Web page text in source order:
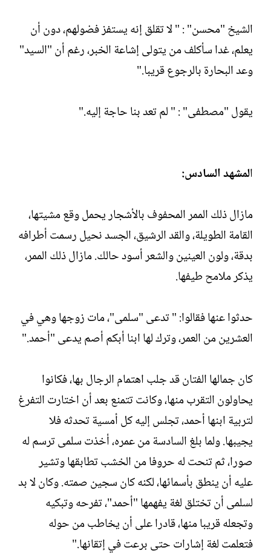
الشيخ "محسن" : " لا تقلق إنه يستفز فضولهم، دون أن
يعلم، غدا سأكلف من يتولى إشاعة الخبر، رغم أن "السيد"
وعد البحارة بالرجوع قريبا."
يقول "مصطفى" : " لم تعد بنا حاجة إليه."
المشهد السادس:
مازال ذلك الممر المحفوف بالأشجار يحمل وقع مشيتها،
القامة الطويلة، والقد الرشيق، الجسد نحيل رسمت أطرافه
بدقة، ولون العينين والشعر أسود حالك. مازال ذلك الممر،
يذكر ملامح طيفها.
حدثوا عنها فقالوا: " تدعى "سلمى"، مات زوجها وهي في
العشرين من العمر، وترك لها ابنا أبكم أصم يدعى "أحمد."
كان جمالها الفتان قد جلب اهتمام الرجال بها، فكانوا
يحاولون التقرب منها، وكانت تتمنع بعد أن اختارت التفرغ
لتربية ابنها أحمد، تجلس إليه كل أمسية تحدثه فلا
يجيبها. ولما بلغ السادسة من عمره، أخذت سلمى ترسم له
صورا، ثم تنحت له حروفا من الخشب تطابقها وتشير
عليه أن ينطق بأسمائها، لكنه كان سجين صمته. وكان لا بد
لسلمى أن تختلق لغة يفهمها "أحمد"، تفرحه وتبكيه
وتجعله قريبا منها، قادرا على أن يخاطب من حوله
فتعلمت لغة إشارات حتى برعت في إتقانها."